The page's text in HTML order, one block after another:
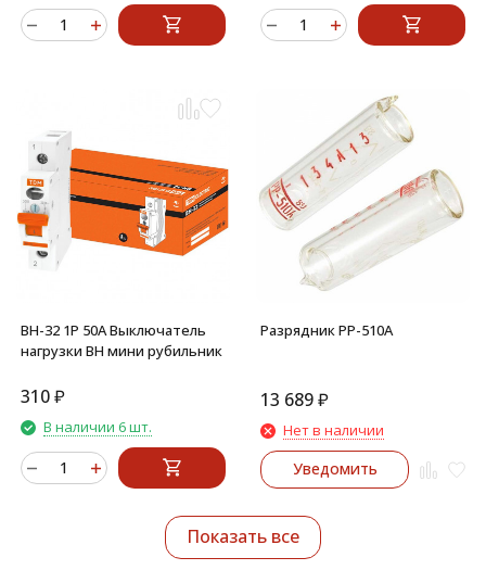
ВН-32 1P 50A Выключатель
нагрузки ВН мини рубильник
310₽
В наличии 6 шт.
Разрядник РР-510А
13 689₽
Нет в наличии
Уведомить
Показать все